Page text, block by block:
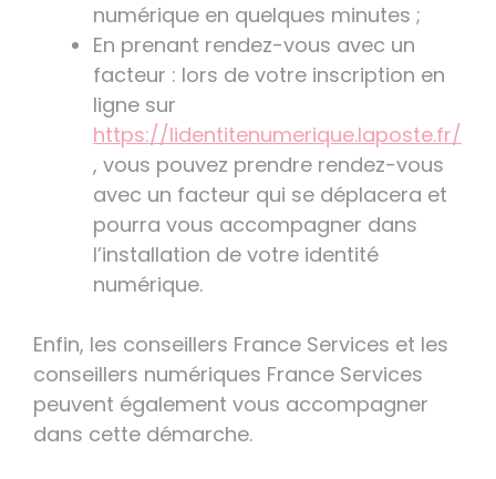
numérique en quelques minutes ;
En prenant rendez-vous avec un
facteur : lors de votre inscription en
ligne sur
https://lidentitenumerique.laposte.fr/
, vous pouvez prendre rendez-vous
avec un facteur qui se déplacera et
pourra vous accompagner dans
l’installation de votre identité
numérique.
Enfin, les conseillers France Services et les
conseillers numériques France Services
peuvent également vous accompagner
dans cette démarche.